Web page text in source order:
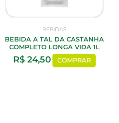
BEBIDAS
BEBIDA A TAL DA CASTANHA
COMPLETO LONGA VIDA 1L
R$ 24,50 COMPRAR